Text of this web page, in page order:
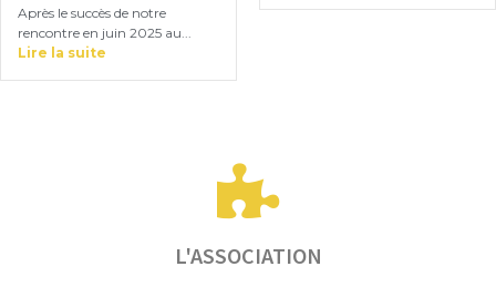
Après le succès de notre
rencontre en juin 2025 au...
Lire la suite
L'ASSOCIATION